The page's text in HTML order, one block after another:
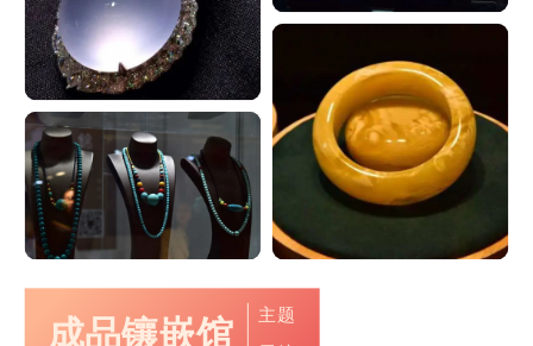
成品镶嵌馆
主题